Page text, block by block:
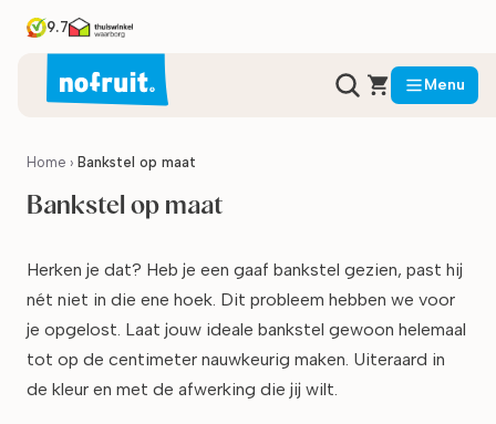
9.7
Menu
Home › Bankstel op maat
Bankstel op maat
Herken je dat? Heb je een gaaf bankstel gezien, past hij
nét niet in die ene hoek. Dit probleem hebben we voor
je opgelost. Laat jouw ideale bankstel gewoon helemaal
tot op de centimeter nauwkeurig maken. Uiteraard in
de kleur en met de afwerking die jij wilt.